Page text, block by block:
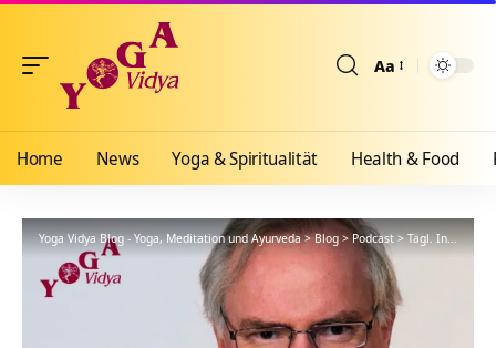
Aa
Home News Yoga & Spiritualität Health & Food
Yoga Vidya Blog - Yoga, Meditation und Ayurveda>Blog>Podcast>Tägl. Inspiration